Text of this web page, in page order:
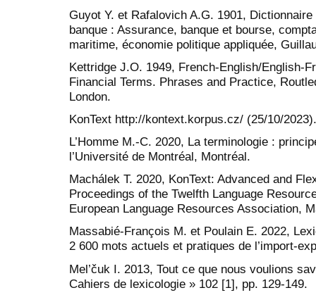
Guyot Y. et Rafalovich A.G. 1901,
banque : Assurance, banque et bourse,
maritime, économie politique appliquée,
Kettridge J.O. 1949, French-English/English-
Financial Terms. Phrases and Practice,
London.
KonText http://kontext.korpus.cz/ (25/10/2023).
L’Homme M.-C. 2020, La terminologie :
l’Université de Montréal, Montréal.
Machálek T. 2020, KonText: Advanced and
Proceedings of the Twelfth Language
European Language Resources Association,
Massabié-François M. et Poulain E. 2022,
2 600 mots actuels et pratiques de l’import-
Mel’čuk I. 2013, Tout ce que nous voulions
Cahiers de lexicologie » 102 [1], pp. 129-149.